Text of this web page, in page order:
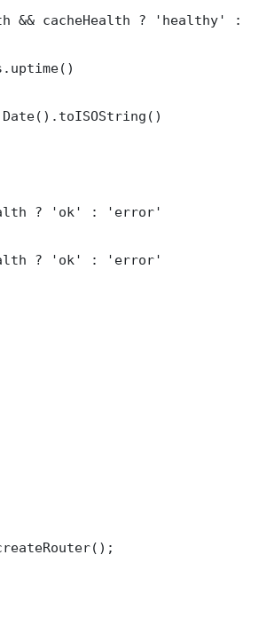
&& cacheHealth ? 'healthy' :
Date().toISOString()
? 'ok' : 'error'
? 'ok' : 'error'